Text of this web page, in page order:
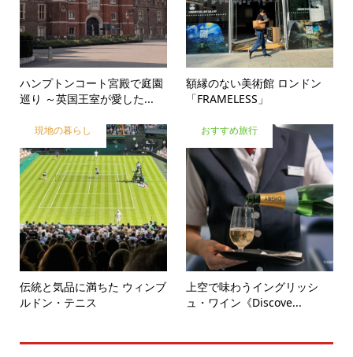
ハンプトンコート宮殿で庭園
巡り ～英国王室が愛した...
額縁のない美術館 ロンドン
「FRAMELESS」
現地の暮らし
伝統と気品に満ちた ウィンブ
ルドン・テニス
おすすめ旅行
上空で味わうイングリッシ
ュ・ワイン《Discove...